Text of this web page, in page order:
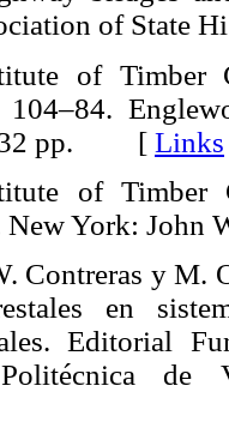
of
of Timber
32 pp. [ Links
of Timber
New York:
Contreras y M.
en
Editorial
de